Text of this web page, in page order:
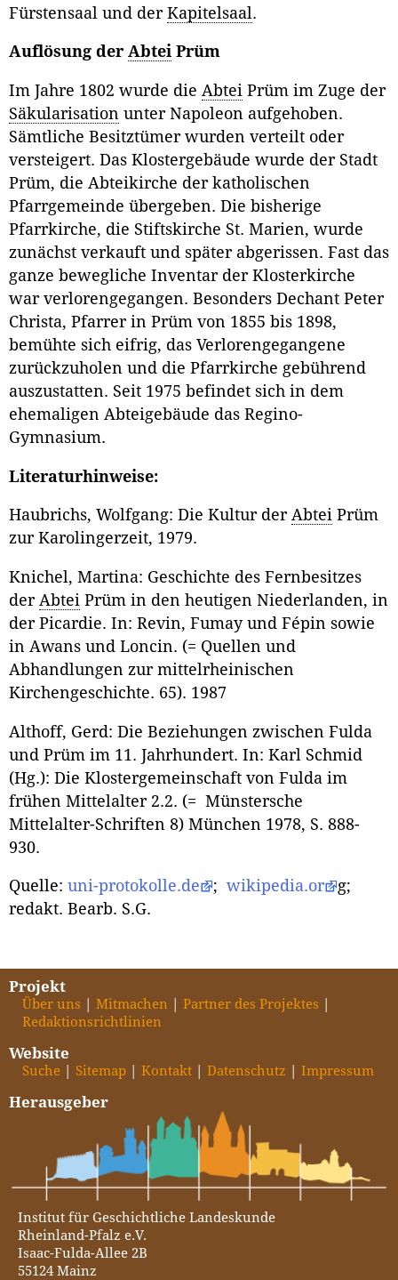
Fürstensaal und der Kapitelsaal.
Auflösung der Abtei Prüm
Im Jahre 1802 wurde die Abtei Prüm im Zuge der
Säkularisation unter Napoleon aufgehoben.
Sämtliche Besitztümer wurden verteilt oder
versteigert. Das Klostergebäude wurde der Stadt
Prüm, die Abteikirche der katholischen
Pfarrgemeinde übergeben. Die bisherige
Pfarrkirche, die Stiftskirche St. Marien, wurde
zunächst verkauft und später abgerissen. Fast das
ganze bewegliche Inventar der Klosterkirche
war verlorengegangen. Besonders Dechant Peter
Christa, Pfarrer in Prüm von 1855 bis 1898,
bemühte sich eifrig, das Verlorengegangene
zurückzuholen und die Pfarrkirche gebührend
auszustatten. Seit 1975 befindet sich in dem
ehemaligen Abteigebäude das Regino-
Gymnasium.
Literaturhinweise:
Haubrichs, Wolfgang: Die Kultur der Abtei Prüm
zur Karolingerzeit, 1979.
Knichel, Martina: Geschichte des Fernbesitzes
der Abtei Prüm in den heutigen Niederlanden, in
der Picardie. In: Revin, Fumay und Fépin sowie
in Awans und Loncin. (= Quellen und
Abhandlungen zur mittelrheinischen
Kirchengeschichte. 65). 1987
Althoff, Gerd: Die Beziehungen zwischen Fulda
und Prüm im 11. Jahrhundert. In: Karl Schmid
(Hg.): Die Klostergemeinschaft von Fulda im
frühen Mittelalter 2.2. (= Münstersche
Mittelalter-Schriften 8) München 1978, S. 888-
930.
Quelle: uni-protokolle.de ; wikipedia.or
g;
redakt. Bearb. S.G.
Projekt
Über uns Mitmachen
Partner des Projektes
Redaktionsrichtlinien
Website
Suche Sitemap Kontakt Datenschutz Impressum
Herausgeber
Institut für Geschichtliche Landeskunde
Rheinland-Pfalz e.V.
Isaac-Fulda-Allee 2B
55124 Mainz